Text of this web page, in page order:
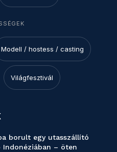
Modell / hostess / casting
Világfesztivál
borult egy utasszállító
Indonéziában – öten